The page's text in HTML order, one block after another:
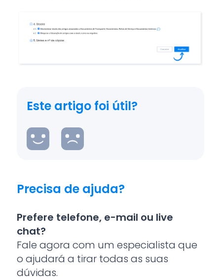
Este artigo foi útil?
Precisa de ajuda?
Prefere telefone, e-mail ou live
chat?
Fale agora com um especialista que
o ajudará a tirar todas as suas
dúvidas.